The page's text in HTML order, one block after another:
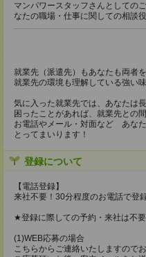
マンパワースタッフさんとしての
なたの職場・仕事に関しての相談役
就業先（派遣先）もあなたも両者
就業先の環境も理解している強い
気に入った就業先では、あなたは
困ったことがあれば、就業先との
お電話やメール・対面など あな
とってまいります！
登録について
【電話登録】
来社不要！30分程度のお電話で登
★登録に際しての予約・来社は不
(1)WEB応募の場合
こちらからご連絡いたしますので